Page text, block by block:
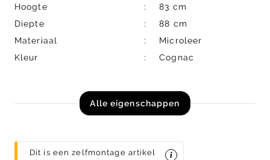
Hoogte
83 cm
Diepte
88 cm
Materiaal
Microleer
Kleur
Cognac
Alle eigenschappen
Dit is een zelfmontage artikel